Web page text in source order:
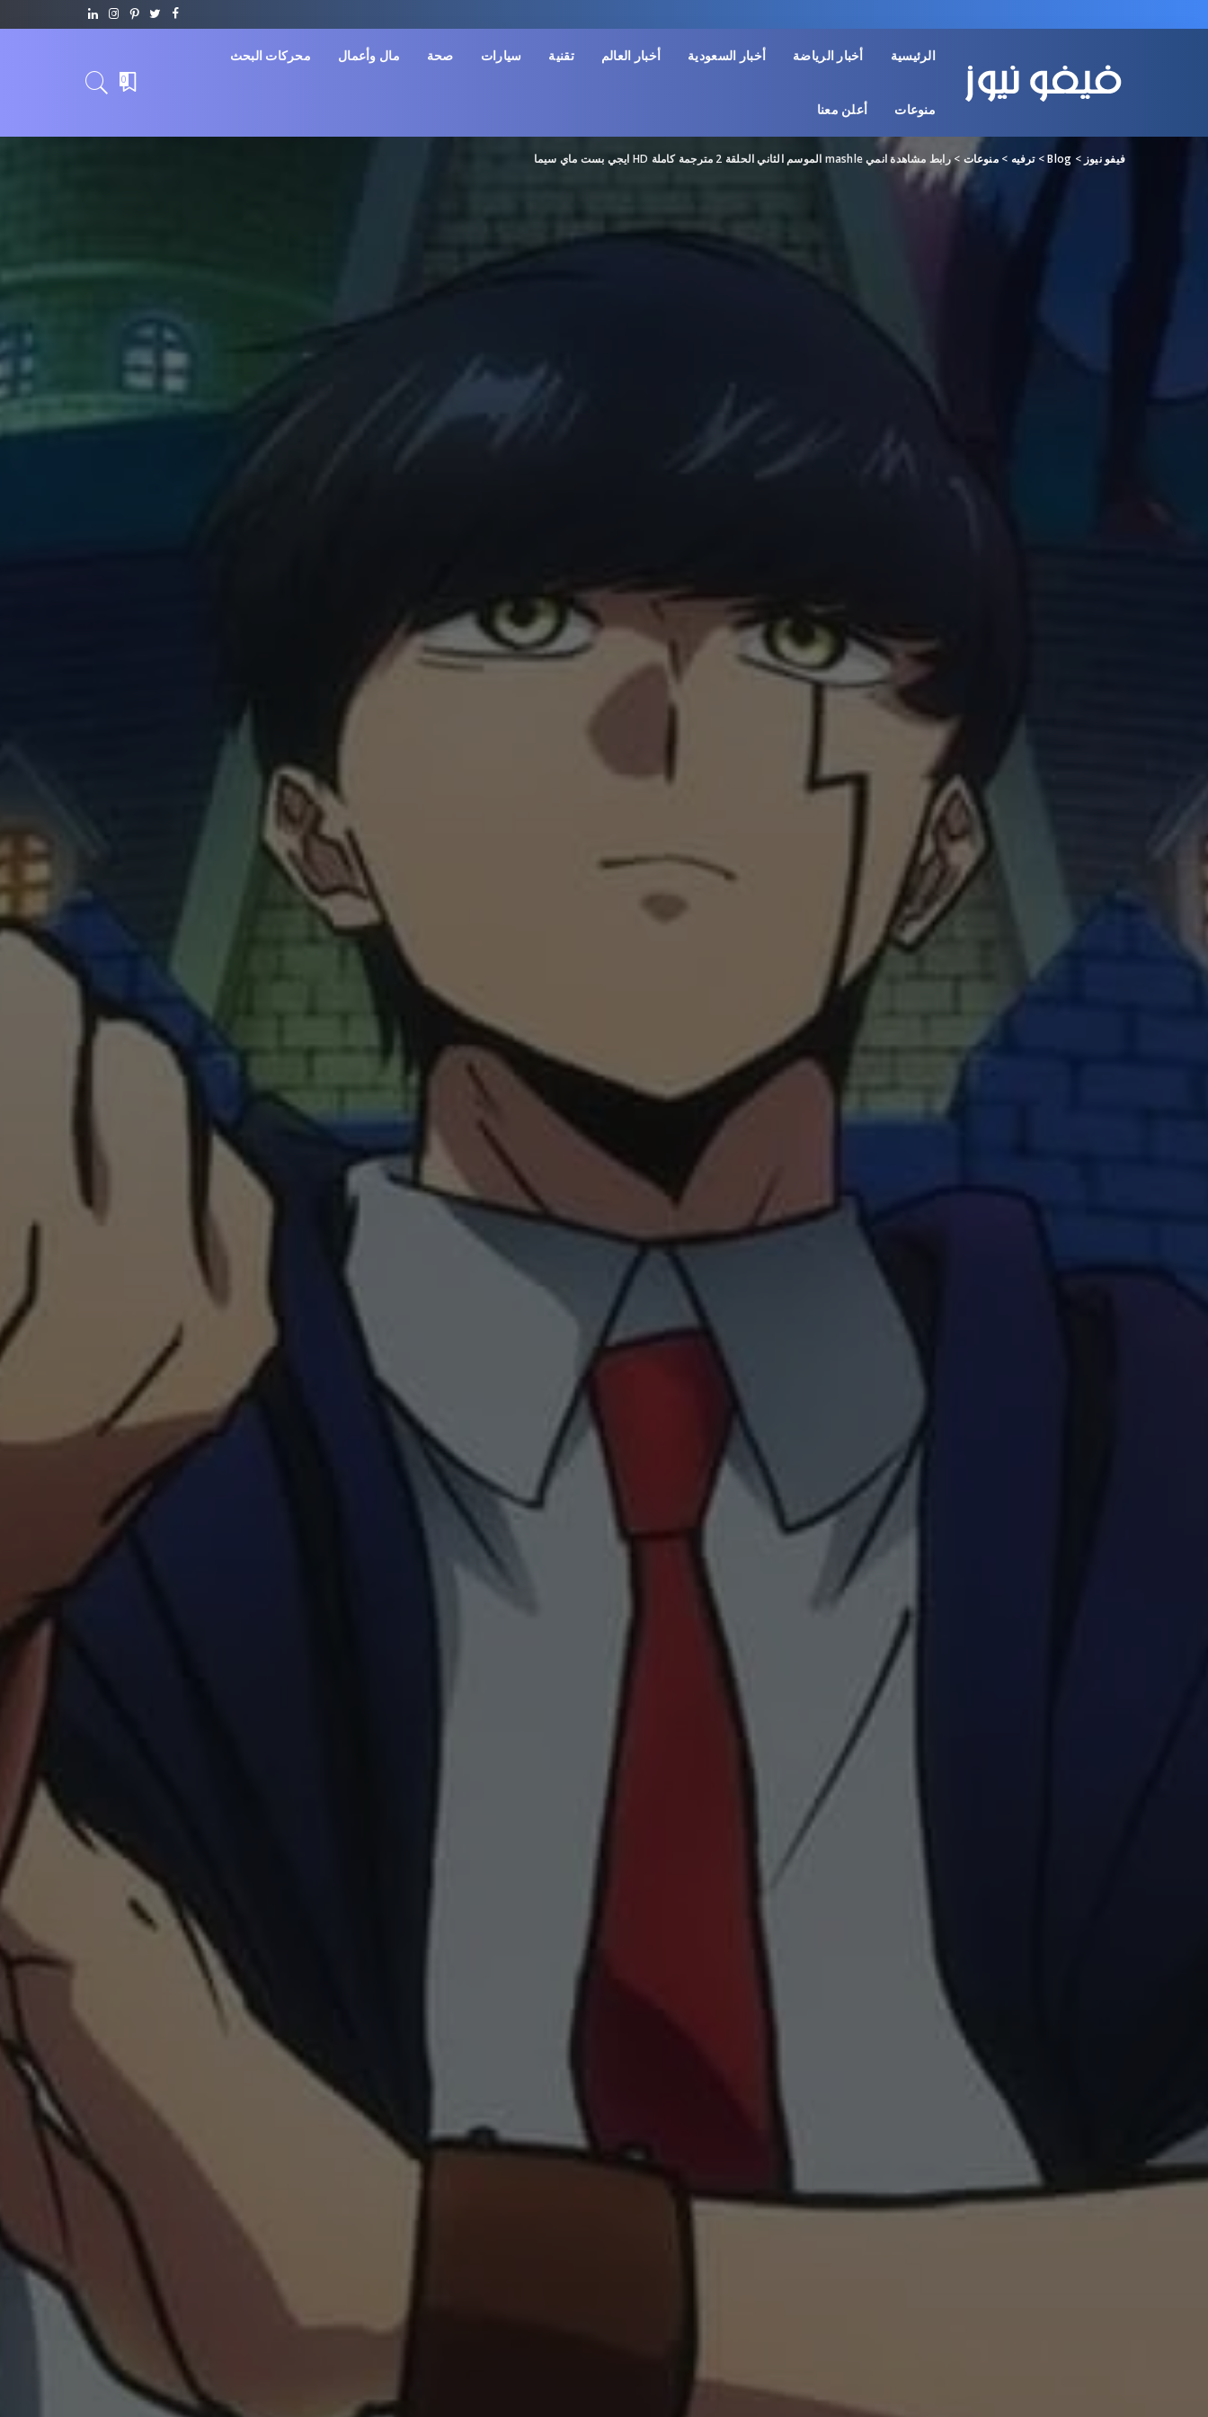
الرئيسية أخبار الرياضة أخبار السعودية أخبار العالم تقنية سيارات صحة مال وأعمال محركات البحث
منوعات أعلن معنا
0
فيفو نيوز >
Blog
>ترفيه >منوعات >رابط مشاهدة انمي mashle الموسم الثاني الحلقة 2 مترجمة كاملة HD ايجي بست ماي سيما